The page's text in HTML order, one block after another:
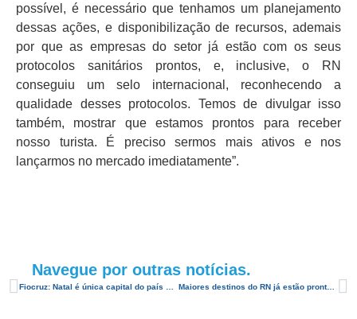
possível, é necessário que tenhamos um planejamento
dessas ações, e disponibilização de recursos, ademais
por que as empresas do setor já estão com os seus
protocolos sanitários prontos, e, inclusive, o RN
conseguiu um selo internacional, reconhecendo a
qualidade desses protocolos. Temos de divulgar isso
também, mostrar que estamos prontos para receber
nosso turista. É preciso sermos mais ativos e nos
lançarmos no mercado imediatamente”.
Navegue por outras notícias.
Fiocruz: Natal é única capital do país com queda em estabilização de casos Covid Maiores destinos do RN já estão prontos para receber turistas